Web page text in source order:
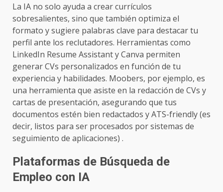
La IA no solo ayuda a crear currículos
sobresalientes, sino que también optimiza el
formato y sugiere palabras clave para destacar tu
perfil ante los reclutadores. Herramientas como
LinkedIn Resume Assistant y Canva permiten
generar CVs personalizados en función de tu
experiencia y habilidades. Moobers, por ejemplo, es
una herramienta que asiste en la redacción de CVs y
cartas de presentación, asegurando que tus
documentos estén bien redactados y ATS-friendly (es
decir, listos para ser procesados por sistemas de
seguimiento de aplicaciones) .
Plataformas de Búsqueda de
Empleo con IA